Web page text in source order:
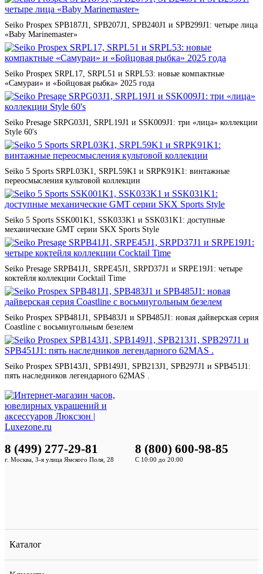
Seiko Prospex SPB187J1, SPB207J1, SPB240J1 и SPB299J1: четыре лица
«Baby Marinemaster»
Seiko Prospex SRPL17, SRPL51 и SRPL53: новые компактные
«Самураи» и «Бойцовая рыбка» 2025 года
Seiko Presage SRPG03J1, SRPL19J1 и SSK009J1: три «лица» коллекции
Style 60's
Seiko 5 Sports SRPL03K1, SRPL59K1 и SRPK91K1: винтажные
переосмысления культовой коллекции
Seiko 5 Sports SSK001K1, SSK033K1 и SSK031K1: доступные
механические GMT серии SKX Sports Style
Seiko Presage SRPB41J1, SRPE45J1, SRPD37J1 и SRPE19J1: четыре
коктейля коллекции Cocktail Time
Seiko Prospex SPB481J1, SPB483J1 и SPB485J1: новая дайверская серия
Coastline с восьмиугольным безелем
Seiko Prospex SPB143J1, SPB149J1, SPB213J1, SPB297J1 и SPB451J1:
пять наследников легендарного 62MAS .
Каталог
8 (499) 277-29-81
г. Москва, 3-я улица Ямского Поля, 28
8 (800) 600-98-85
С 10:00 до 20:00